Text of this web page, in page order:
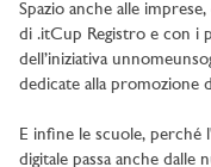
Spazio anche alle
di .itCup Registro e con i
dell’iniziativa
dedicate alla promozione
E infine le scuole, perché
digitale passa anche dalle